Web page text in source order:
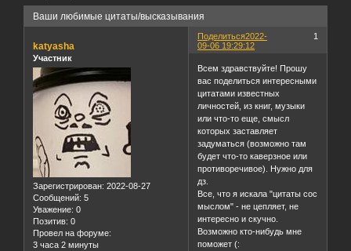
Ваши любимые цитаты/высказывания
Поделиться 1
2022-
09-06 19:29:12
katyasha
Участник
Зарегистрирован: 2022-08-27
Сообщений: 5
Уважение: 0
Позитив: 0
Провел на форуме:
3 часа 2 минуты
Всем здравствуйте! Прошу
вас поделиться интересными
цитатами известных
личностей, из книг, музыки
или что-то еще, смысл
которых заставляет
задуматься (возможно там
будет что-то каверзное или
противоречивое). Нужно для
дз.
Все, что я искала "цитаты сос
мыслом" - не цепляет, не
интересно и скучно.
Возможно кто-нибудь мне
поможет (: